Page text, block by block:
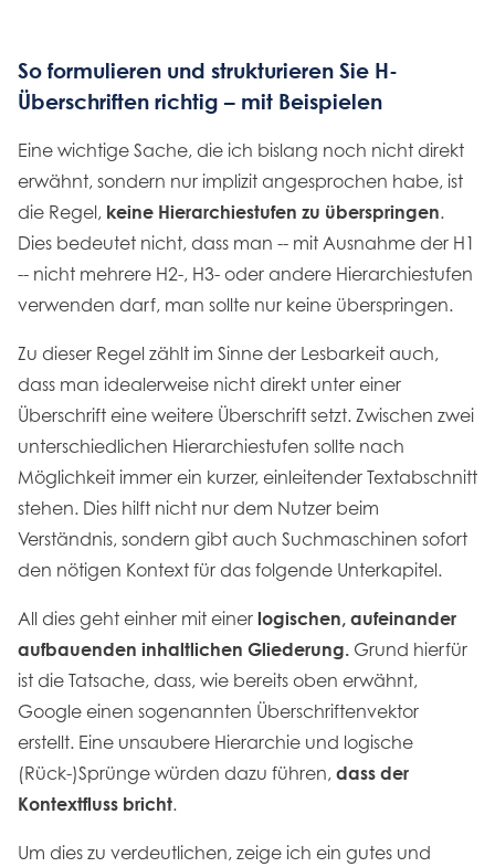
So formulieren und strukturieren Sie H-
Überschriften richtig – mit Beispielen
Eine wichtige Sache, die ich bislang noch nicht direkt
erwähnt, sondern nur implizit angesprochen habe, ist
die Regel, keine Hierarchiestufen zu überspringen.
Dies bedeutet nicht, dass man -- mit Ausnahme der H1
-- nicht mehrere H2-, H3- oder andere Hierarchiestufen
verwenden darf, man sollte nur keine überspringen.
Zu dieser Regel zählt im Sinne der Lesbarkeit auch,
dass man idealerweise nicht direkt unter einer
Überschrift eine weitere Überschrift setzt. Zwischen zwei
unterschiedlichen Hierarchiestufen sollte nach
Möglichkeit immer ein kurzer, einleitender Textabschnitt
stehen. Dies hilft nicht nur dem Nutzer beim
Verständnis, sondern gibt auch Suchmaschinen sofort
den nötigen Kontext für das folgende Unterkapitel.
All dies geht einher mit einer logischen, aufeinander
aufbauenden inhaltlichen Gliederung. Grund hierfür
ist die Tatsache, dass, wie bereits oben erwähnt,
Google einen sogenannten Überschriftenvektor
erstellt. Eine unsaubere Hierarchie und logische
(Rück-)Sprünge würden dazu führen, dass der
Kontextfluss bricht.
Um dies zu verdeutlichen, zeige ich ein gutes und